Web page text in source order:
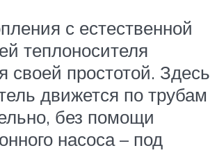
с естественной
теплоносителя
своей простотой. Здесь
движется по трубам
без помощи
насоса – под